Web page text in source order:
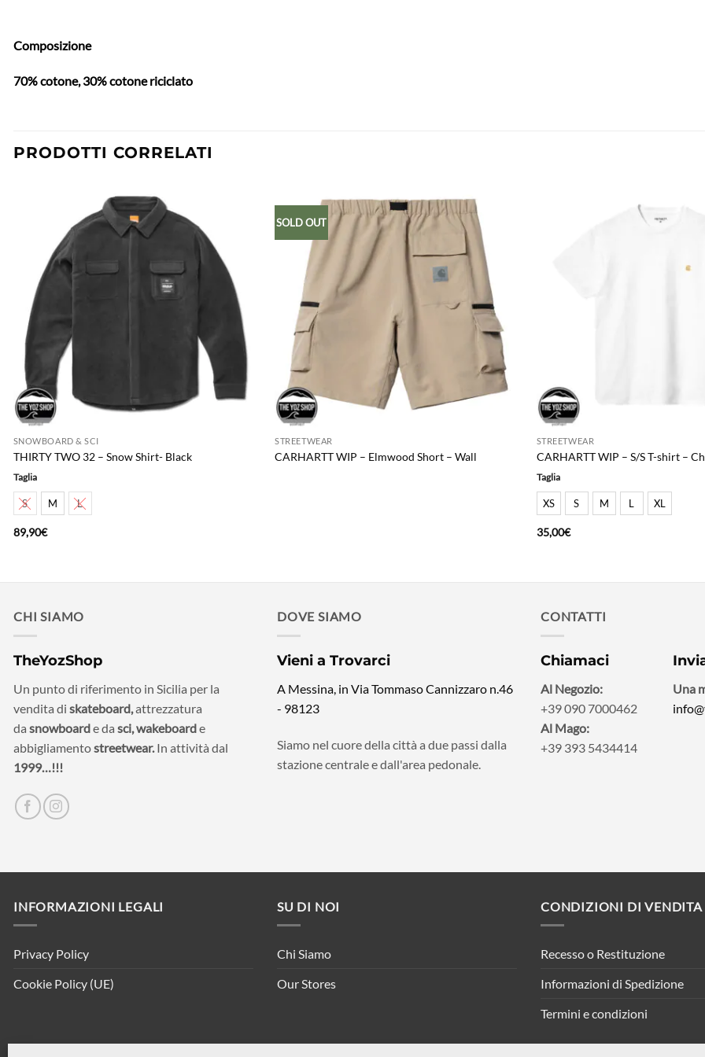
Composizione
70% cotone, 30% cotone riciclato
PRODOTTI CORRELATI
SNOWBOARD & SCI
THIRTY TWO 32 – Snow Shirt- Black
Taglia
S M L
89,90€
SOLD OUT
STREETWEAR
CARHARTT WIP – Elmwood Short – Wall
STREETWEAR
CARHARTT WIP – S/S T-shirt –
Taglia
XS S M L XL
35,00€
CHI SIAMO
TheYozShop
Un punto di riferimento in Sicilia per la
vendita di skateboard,attrezzatura
da snowboarde da sci,wakeboarde
abbigliamentostreetwear.In attività dal
1999…!!!
DOVE SIAMO
Vieni a Trovarci
A Messina, in Via Tommaso Cannizzaro n.46
- 98123
Siamo nel cuore della città a due passi dalla
stazione centrale e dall'area pedonale.
CONTATTI
Chiamaci
Al Negozio:
+39 090 7000462
Al Mago:
+39 393 5434414
Una
INFORMAZIONI LEGALI
Privacy Policy
Cookie Policy (UE)
SU DI NOI
Chi Siamo
Our Stores
CONDIZIONI DI VENDITA
Recesso o Restituzione
Informazioni di Spedizione
Termini e condizioni